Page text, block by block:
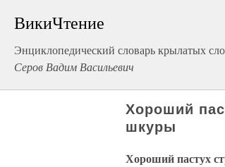
ВикиЧтение
Энциклопедический словарь крылатых
Серов Вадим Васильевич
Хороший
шкуры
Хороший пастух